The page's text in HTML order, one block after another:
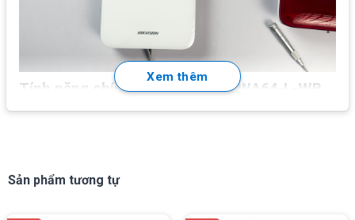
Tính năng chính Hikvision DS-PWA64-L-WB
Chất liệu nhựa chất lượng, màu trắng
Hỗ trợ
cổng LAN, kết nối Wifi, khe cắm SIM kết nối
Xem thêm
Sản phẩm tương tự